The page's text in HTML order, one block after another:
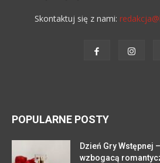
Skontaktuj się z nami:
POPULARNE POSTY
Dzień Gry Wstępnej
wzbogacą